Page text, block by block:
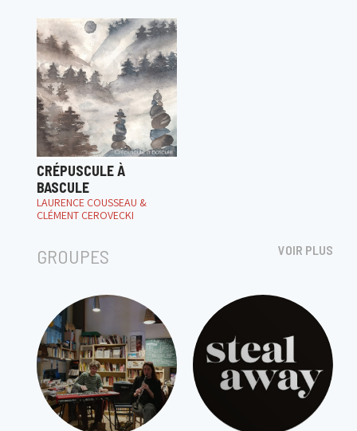
CRÉPUSCULE À
BASCULE
LAURENCE COUSSEAU &
CLÉMENT CEROVECKI
GROUPES VOIR PLUS